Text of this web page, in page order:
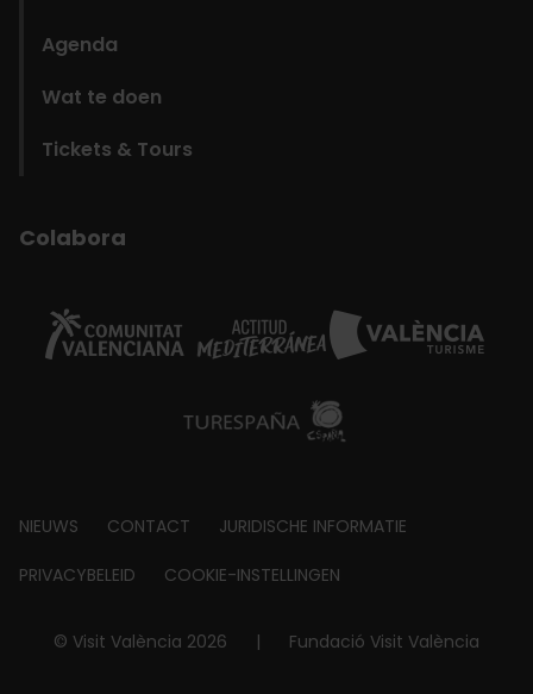
Agenda
Wat te doen
Tickets & Tours
Colabora
Footer
about
NIEUWS CONTACT JURIDISCHE INFORMATIE
PRIVACYBELEID COOKIE-INSTELLINGEN
© Visit València 2026 | Fundació Visit València